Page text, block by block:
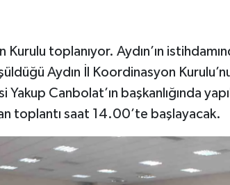
toplanıyor. Aydın’ın
Aydın İl Koordinasyon
Yakup Canbolat’ın başkanlığında
toplantı saat 14.00’te başlayacak.